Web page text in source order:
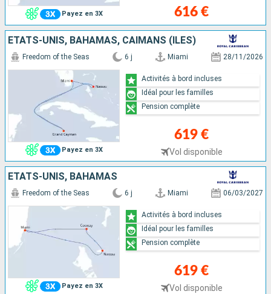
Payez en 3X 616 €
ÉTATS-UNIS, BAHAMAS, CAÏMANS (ÎLES)
Payez en 3X
Freedom of the Seas 6 j Miami 28/11/2026
619 €
Vol disponible
Activités à bord incluses
Idéal pour les familles
Pension complète
ÉTATS-UNIS, BAHAMAS
Payez en 3X
Freedom of the Seas 6 j Miami 06/03/2027
619 €
Vol disponible
Activités à bord incluses
Idéal pour les familles
Pension complète